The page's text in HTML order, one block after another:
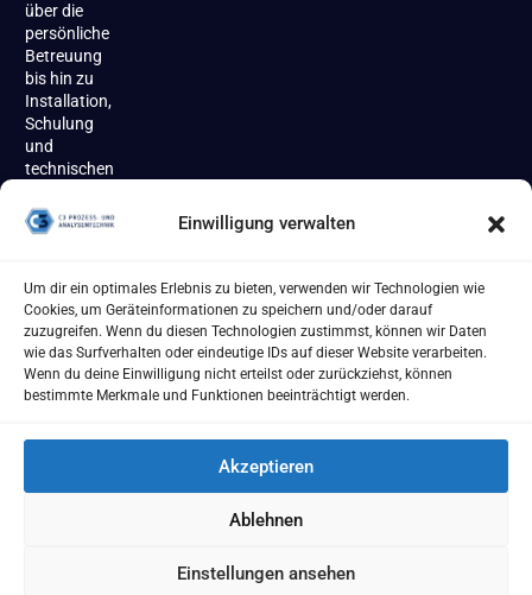
Einwilligung verwalten
Um dir ein optimales Erlebnis zu bieten, verwenden wir Technologien wie
Cookies, um Geräteinformationen zu speichern und/oder darauf
zuzugreifen. Wenn du diesen Technologien zustimmst, können wir Daten
wie das Surfverhalten oder eindeutige IDs auf dieser Website verarbeiten.
Wenn du deine Einwilligung nicht erteilst oder zurückziehst, können
bestimmte Merkmale und Funktionen beeinträchtigt werden.
Akzeptieren
Ablehnen
Einstellungen ansehen
über die
persönliche
Betreuung
bis hin zu
Installation,
Schulung
und
technischen
begleiten
wir unsere
und
Kunden
zuverlässig
über den
gesamten
Produktlebenszyklus.
Datenschutzerklärung
Cookie Richtlinie